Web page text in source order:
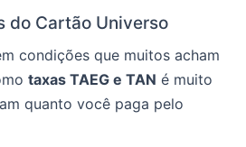
do Cartão Universo
condições que muitos acham
taxas TAEG e TAN é muito
quanto você paga pelo